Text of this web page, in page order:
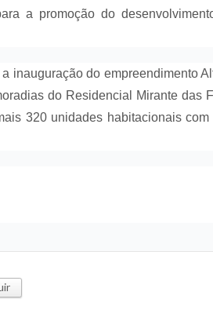
a promoção do
inauguração do empreendimento
do Residencial Mirante das
320 unidades habitacionais